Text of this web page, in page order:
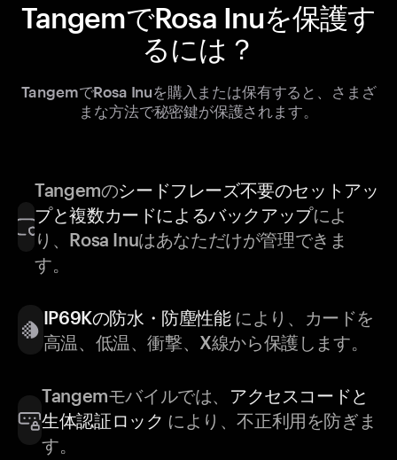
TangemでRosa Inuを保護す
るには？
TangemでRosa Inuを購入または保有すると、さまざ
まな方法で秘密鍵が保護されます。
Tangemのシードフレーズ不要のセットアッ
プと複数カードによるバックアップによ
り、Rosa Inuはあなただけが管理できま
す。
IP69Kの防水・防塵性能により、カードを
高温、低温、衝撃、X線から保護します。
Tangemモバイルでは、 アクセスコードと
生体認証ロック により、不正利用を防ぎま
す。